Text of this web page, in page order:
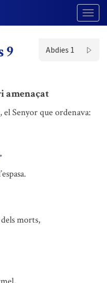
9 Abdies 1
amenaçat
el Senyor que ordenava:
*
morts,